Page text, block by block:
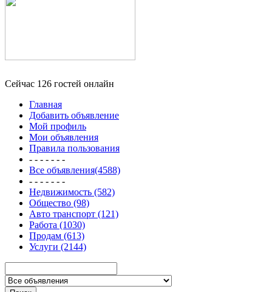
Сейчас 126 гостей онлайн
Главная
Добавить объявление
Мой профиль
Мои объявления
Правила пользования
- - - - - - -
Все объявления(4588)
- - - - - - -
Недвижимость (582)
Общество (98)
Авто транспорт (121)
Работа (1030)
Продам (613)
Услуги (2144)